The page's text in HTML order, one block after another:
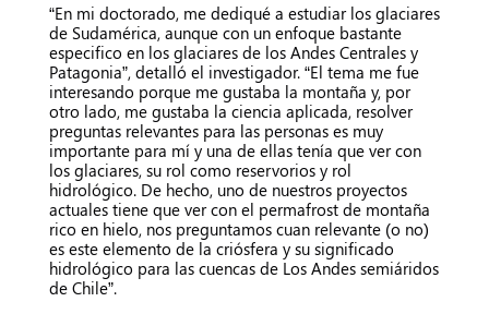
“En mi doctorado, me dediqué a estudiar los glaciares
de Sudamérica, aunque con un enfoque bastante
especifico en los glaciares de los Andes Centrales y
Patagonia”, detalló el investigador. “El tema me fue
interesando porque me gustaba la montaña y, por
otro lado, me gustaba la ciencia aplicada, resolver
preguntas relevantes para las personas es muy
importante para mí y una de ellas tenía que ver con
los glaciares, su rol como reservorios y rol
hidrológico. De hecho, uno de nuestros proyectos
actuales tiene que ver con el permafrost de montaña
rico en hielo, nos preguntamos cuan relevante (o no)
es este elemento de la criósfera y su significado
hidrológico para las cuencas de Los Andes semiáridos
de Chile”.